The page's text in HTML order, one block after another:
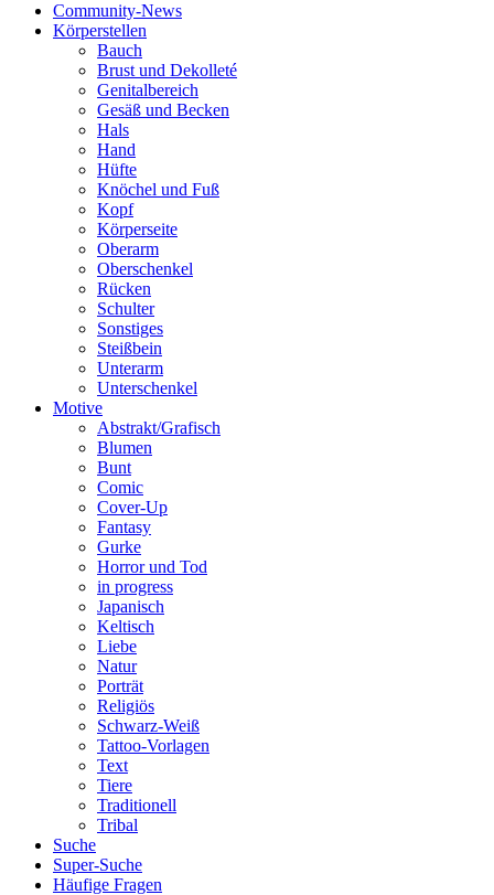
Community-News
Körperstellen
Bauch
Brust und Dekolleté
Genitalbereich
Gesäß und Becken
Hals
Hand
Hüfte
Knöchel und Fuß
Kopf
Körperseite
Oberarm
Oberschenkel
Rücken
Schulter
Sonstiges
Steißbein
Unterarm
Unterschenkel
Motive
Abstrakt/Grafisch
Blumen
Bunt
Comic
Cover-Up
Fantasy
Gurke
Horror und Tod
in progress
Japanisch
Keltisch
Liebe
Natur
Porträt
Religiös
Schwarz-Weiß
Tattoo-Vorlagen
Text
Tiere
Traditionell
Tribal
Suche
Super-Suche
Häufige Fragen